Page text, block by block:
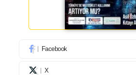
Facebook
X